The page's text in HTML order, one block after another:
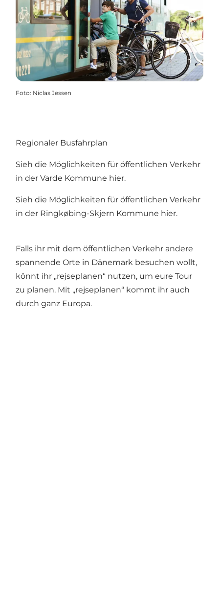
Foto: Niclas Jessen
Regionaler Busfahrplan
Sieh die Möglichkeiten für öffentlichen Verkehr
in der Varde Kommune hier.
Sieh die Möglichkeiten für öffentlichen Verkehr
in der Ringkøbing-Skjern Kommune hier.
Falls ihr mit dem öffentlichen Verkehr andere
spannende Orte in Dänemark besuchen wollt,
könnt ihr „rejseplanen“ nutzen, um eure Tour
zu planen. Mit „rejseplanen“ kommt ihr auch
durch ganz Europa.